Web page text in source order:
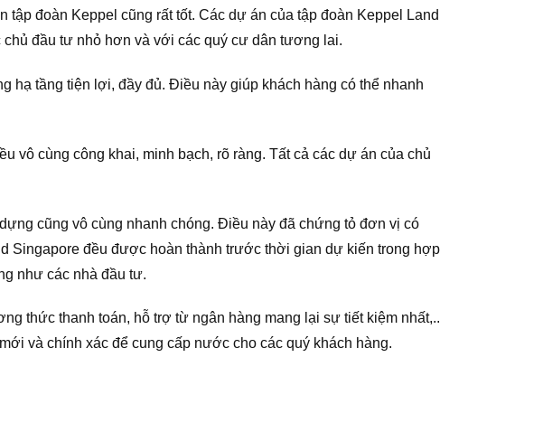
đoàn Keppel cũng rất tốt. Các dự án của tập đoàn Keppel Land
đầu tư nhỏ hơn và với các quý cư dân tương lai.
hạ tầng tiện lợi, đầy đủ. Điều này giúp khách hàng có thể nhanh
vô cùng công khai, minh bạch, rõ ràng. Tất cả các dự án của chủ
cũng vô cùng nhanh chóng. Điều này đã chứng tỏ đơn vị có
Singapore đều được hoàn thành trước thời gian dự kiến trong hợp
như các nhà đầu tư.
thức thanh toán, hỗ trợ từ ngân hàng mang lại sự tiết kiệm nhất,..
và chính xác để cung cấp nước cho các quý khách hàng.